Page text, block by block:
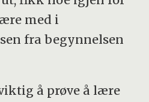
med i
fra begynnelsen
å prøve å lære